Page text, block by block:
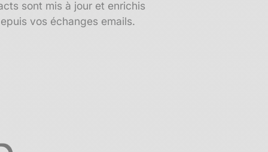
sont mis à jour et enrichis
vos échanges emails.